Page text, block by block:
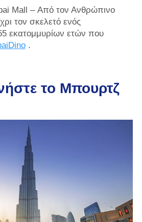
Mall – Από τον Ανθρώπινο
τον σκελετό ενός
εκατομμυρίων ετών που
.
το Μπουρτζ